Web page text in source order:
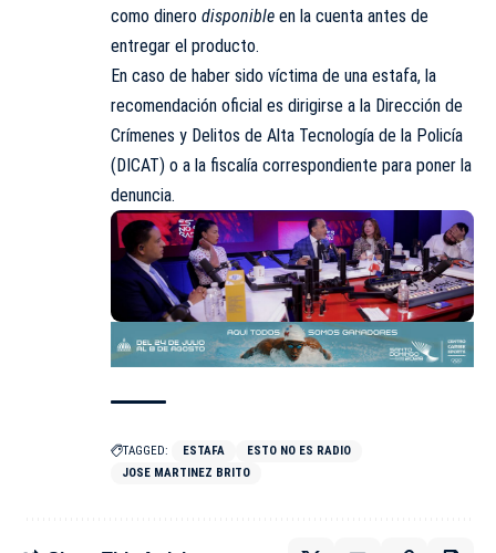
como dinero disponible en la cuenta antes de
entregar el producto.
En caso de haber sido víctima de una estafa, la
recomendación oficial es dirigirse a la Dirección de
Crímenes y Delitos de Alta Tecnología de la Policía
(DICAT) o a la fiscalía correspondiente para poner la
denuncia.
TAGGED: ESTAFA
ESTO NO ES RADIO
JOSE MARTINEZ BRITO